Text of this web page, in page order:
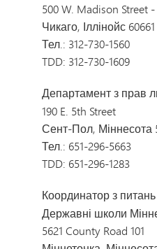
500 W. Madison Street
Чикаго, Іллінойс 60661
Тел.: 312-730-1560
TDD: 312-730-1609
Департамент з прав
190 E. 5th Street
Сент-Пол, Міннесота
Тел.: 651-296-5663
TDD: 651-296-1283
Координатор з
Державні школи
5621 County Road 101